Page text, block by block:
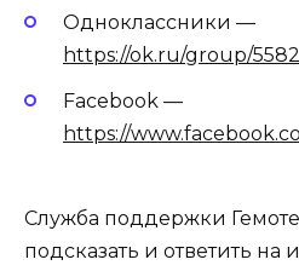
Одноклассники —
https://ok.ru/group/
Facebook —
https://
Служба поддержки
подсказать и ответить